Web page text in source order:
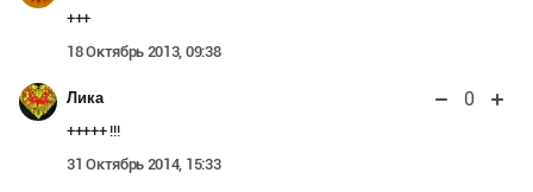
+++
18 Октябрь 2013, 09:38
Лика 0
+++++ !!!
31 Октябрь 2014, 15:33